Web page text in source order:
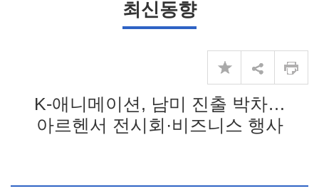
최신동향
K-애니메이션, 남미 진출 박차…
아르헨서 전시회·비즈니스 행사